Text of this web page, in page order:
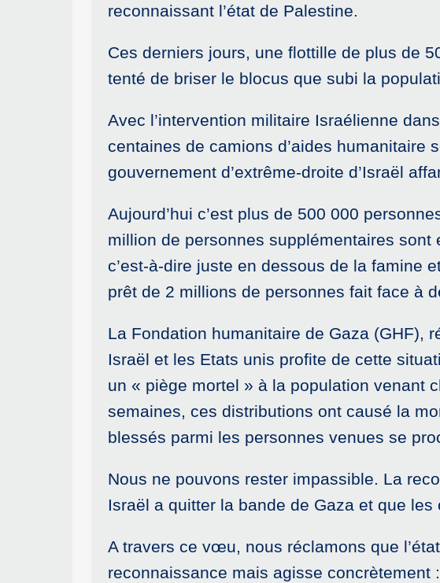
reconnaissant l’état de Palestine.
Ces derniers jours, une flottille de plus de
tenté de briser le blocus que subi la
Avec l’intervention militaire Israélienne
centaines de camions d’aides humanitaire
gouvernement d’extrême-droite d’Israël
Aujourd’hui c’est plus de 500 000
million de personnes supplémentaires sont
c’est-à-dire juste en dessous de la famine
prêt de 2 millions de personnes fait face à
La Fondation humanitaire de Gaza (GHF),
Israël et les Etats unis profite de cette
un « piège mortel » à la population venant
semaines, ces distributions ont causé la
blessés parmi les personnes venues se
Nous ne pouvons rester impassible. La
Israël a quitter la bande de Gaza et que les
A travers ce vœu, nous réclamons que
reconnaissance mais agisse concrètement :